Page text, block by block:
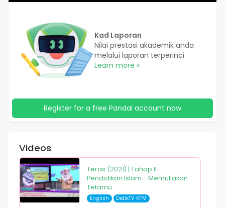
Kad Laporan
Nilai prestasi akademik anda
melalui laporan terperinci
Learn more »
Register for a free Pandai account now
Videos
Teras (2021) | Tahap II:
Pendidikan Islam - Memuliakan
Tetamu
English DidikTV KPM